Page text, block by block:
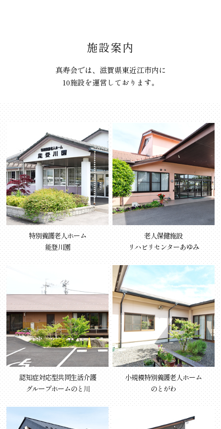
施設案内
真寿会では、滋賀県東近江市内に
10施設を運営しております。
特別養護老人ホーム
能登川園
老人保健施設
リハビリセンターあゆみ
認知症対応型共同生活介護
グループホームのと川
小規模特別養護老人ホーム
のとがわ